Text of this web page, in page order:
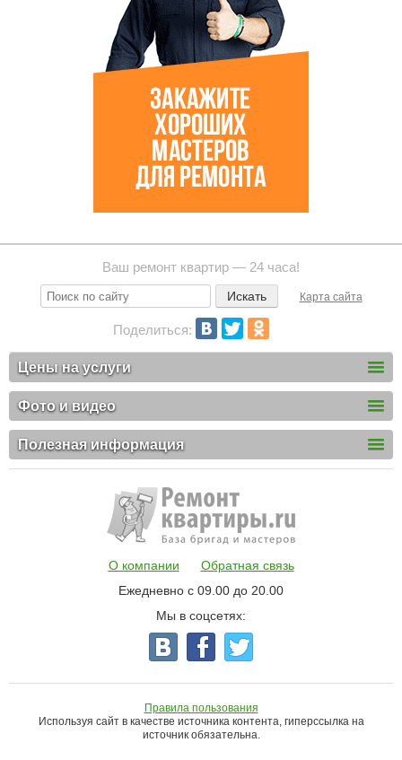
Ваш ремонт квартир — 24 часа!
Карта сайта
Поделиться:
Цены на услуги
Фото и видео
Полезная информация
О компании
Обратная связь
Ежедневно с 09.00 до 20.00
Мы в соцсетях:
Правила пользования
Используя сайт в качестве источника контента, гиперссылка на
источник обязательна.